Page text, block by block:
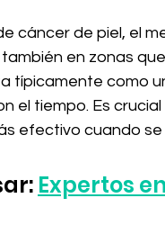
cáncer de piel, el
en zonas
típicamente como
el tiempo. Es
efectivo cuando
Expertos